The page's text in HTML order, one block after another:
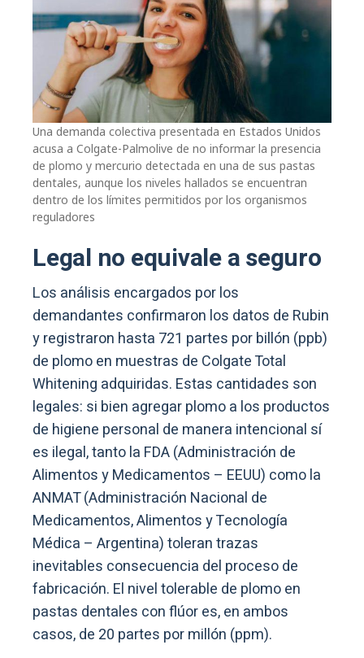
Una demanda colectiva presentada en Estados Unidos
acusa a Colgate-Palmolive de no informar la presencia
de plomo y mercurio detectada en una de sus pastas
dentales, aunque los niveles hallados se encuentran
dentro de los límites permitidos por los organismos
reguladores
Legal no equivale a seguro
Los análisis encargados por los
demandantes confirmaron los datos de Rubin
y registraron hasta 721 partes por billón (ppb)
de plomo en muestras de Colgate Total
Whitening adquiridas. Estas cantidades son
legales: si bien agregar plomo a los productos
de higiene personal de manera intencional sí
es ilegal, tanto la FDA (Administración de
Alimentos y Medicamentos – EEUU) como la
ANMAT (Administración Nacional de
Medicamentos, Alimentos y Tecnología
Médica – Argentina) toleran trazas
inevitables consecuencia del proceso de
fabricación. El nivel tolerable de plomo en
pastas dentales con flúor es, en ambos
casos, de 20 partes por millón (ppm).